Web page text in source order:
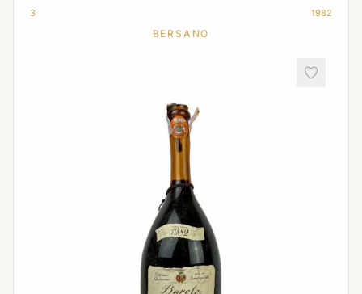
3 1982
BERSANO